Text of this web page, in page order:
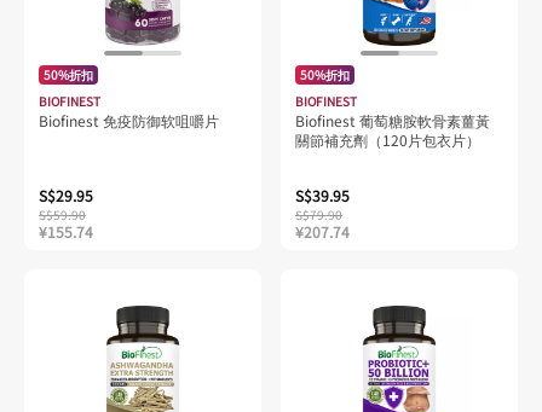
50%折扣
BIOFINEST
Biofinest 免疫防御软咀嚼片
S$29.95
S$59.90
¥155.74
50%折扣
BIOFINEST
Biofinest 葡萄糖胺軟骨素薑黃
關節補充劑（120片包衣片）
S$39.95
S$79.90
¥207.74